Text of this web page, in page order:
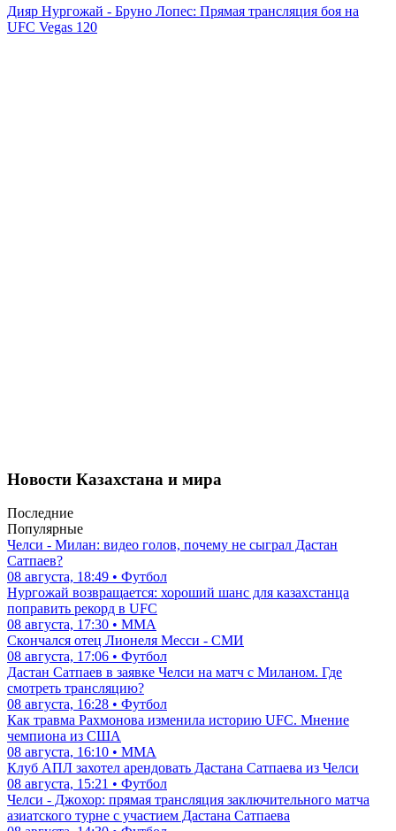
Дияр Нургожай - Бруно Лопес: Прямая трансляция боя на
UFC Vegas 120
Новости Казахстана и мира
Последние
Популярные
Челси - Милан: видео голов, почему не сыграл Дастан
Сатпаев?
08 августа, 18:49 • Футбол
Нургожай возвращается: хороший шанс для казахстанца
поправить рекорд в UFC
08 августа, 17:30 • ММА
Скончался отец Лионеля Месси - СМИ
08 августа, 17:06 • Футбол
Дастан Сатпаев в заявке Челси на матч с Миланом. Где
смотреть трансляцию?
08 августа, 16:28 • Футбол
Как травма Рахмонова изменила историю UFC. Мнение
чемпиона из США
08 августа, 16:10 • ММА
Клуб АПЛ захотел арендовать Дастана Сатпаева из Челси
08 августа, 15:21 • Футбол
Челси - Джохор: прямая трансляция заключительного матча
азиатского турне с участием Дастана Сатпаева